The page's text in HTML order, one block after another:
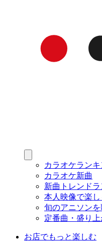
カラオケラン
カラオケ新曲
新曲トレンド
本人映像で楽し
旬のアニソンを
定番曲・盛り上
お店でもっと楽しむ